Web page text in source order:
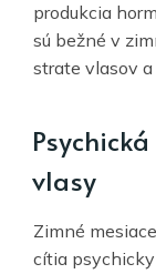
produkcia
sú bežné v
strate vlasov
vlasy
Zimné
cítia